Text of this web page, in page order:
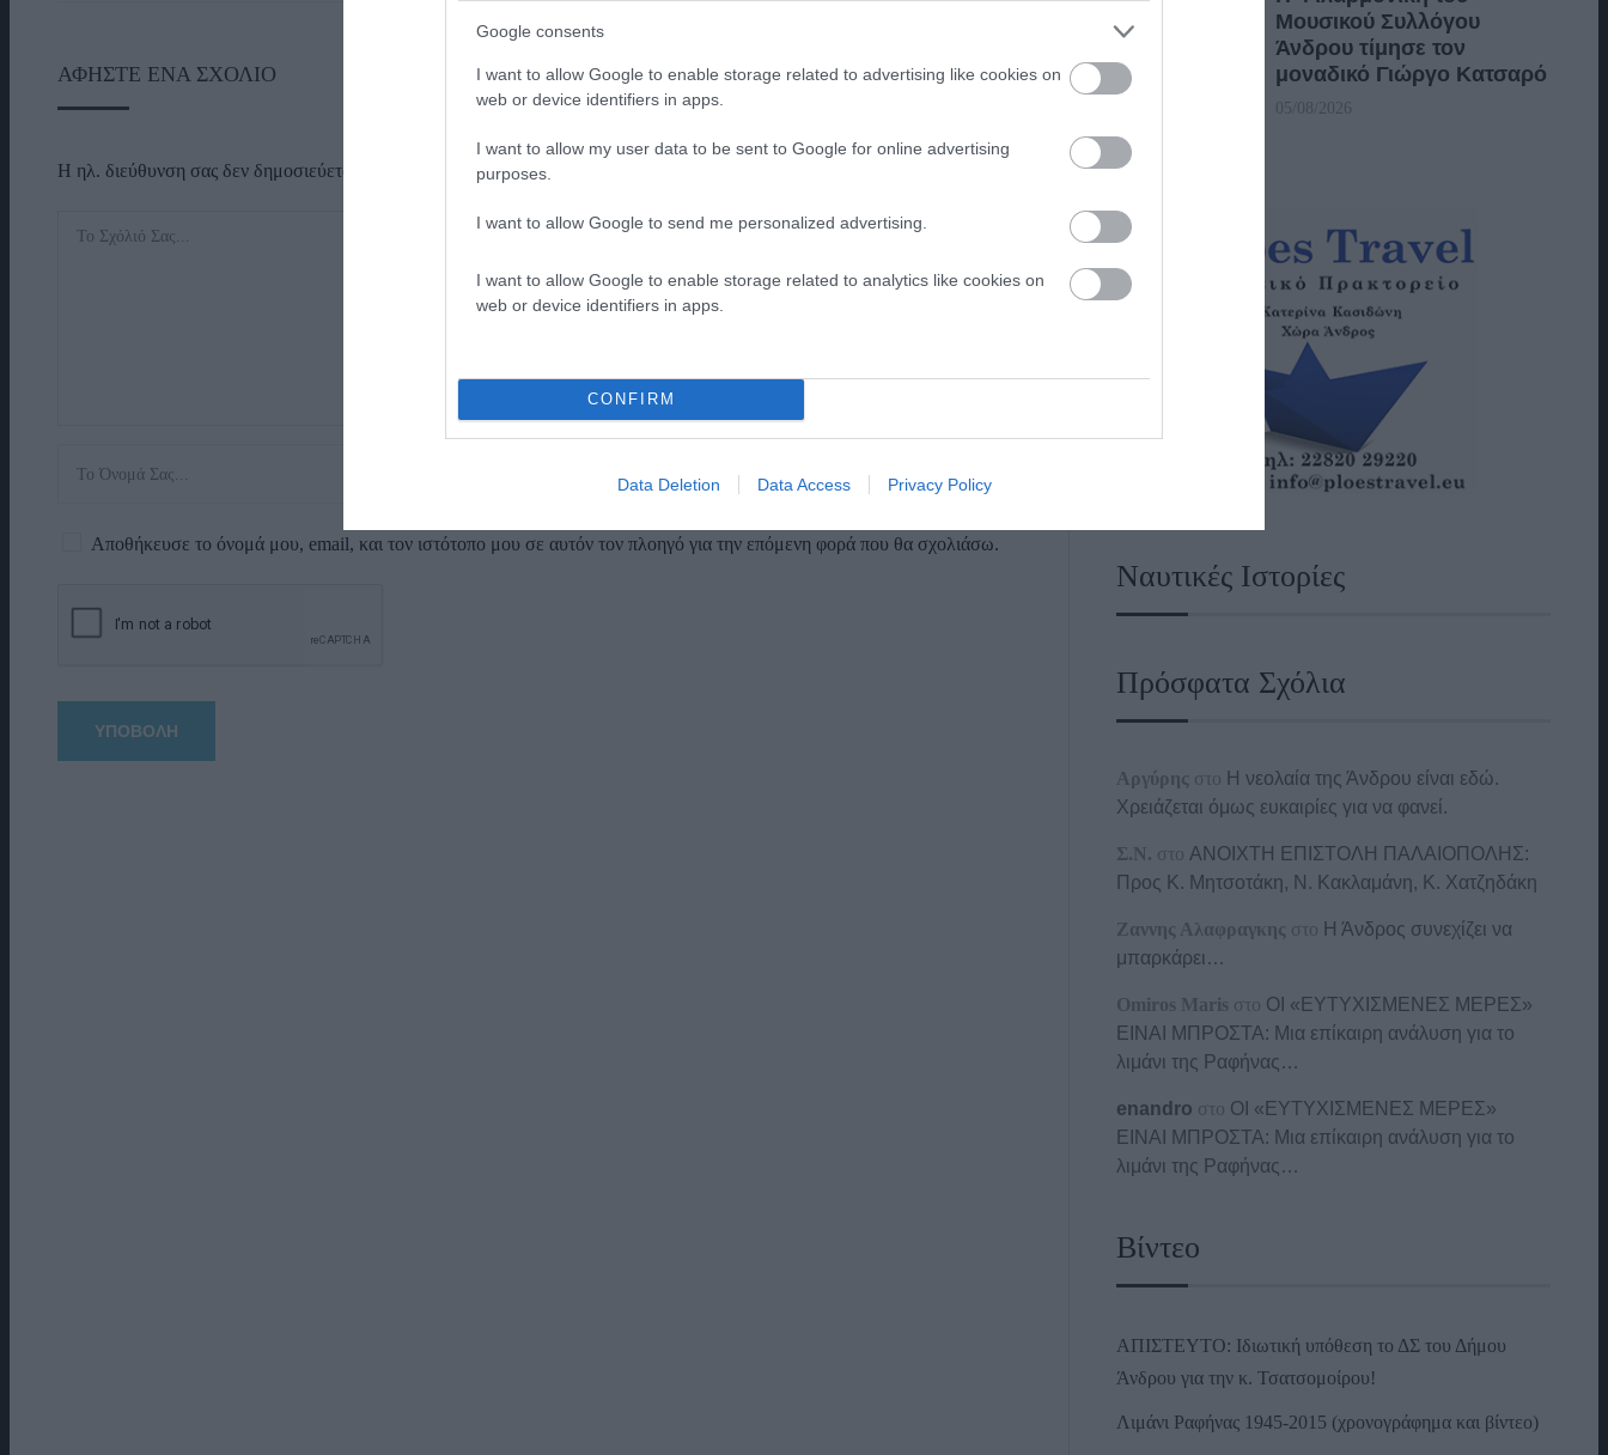
Google consents
I want to allow Google to enable storage related to advertising like cookies on
web or device identifiers in apps.
I want to allow my user data to be sent to Google for online advertising
purposes.
I want to allow Google to send me personalized advertising.
I want to allow Google to enable storage related to analytics like cookies on
web or device identifiers in apps.
CONFIRM
Data Deletion Data Access Privacy Policy
ΑΦΉΣΤΕ ΈΝΑ ΣΧΌΛΙΟ
Η ηλ. διεύθυνση σας δεν δημοσιεύεται. Τα υποχρεωτικά πεδία σημειώνονται με
Αποθήκευσε το όνομά μου, email, και τον ιστότοπο μου σε αυτόν τον πλοηγό για την επόμενη φορά που θα σχολιάσω.
Μουσικού Συλλόγου
Άνδρου τίμησε τον
μοναδικό Γιώργο Κατσαρό
05/08/2026
Ναυτικές Ιστορίες
Πρόσφατα Σχόλια
Αργύρης στο Η νεολαία της Άνδρου είναι εδώ.
Χρειάζεται όμως ευκαιρίες για να φανεί.
Σ.Ν. στο ΑΝΟΙΧΤΗ ΕΠΙΣΤΟΛΗ ΠΑΛΑΙΟΠΟΛΗΣ:
Προς K. Μητσοτάκη, N. Κακλαμάνη, K. Χατζηδάκη
Ζαννης Αλαφραγκης στο Η Άνδρος συνεχίζει να
μπαρκάρει…
Omiros Maris στο ΟΙ «ΕΥΤΥΧΙΣΜΕΝΕΣ ΜΕΡΕΣ»
ΕΙΝΑΙ ΜΠΡΟΣΤΑ: Μια επίκαιρη ανάλυση για το
λιμάνι της Ραφήνας…
enandro στο ΟΙ «ΕΥΤΥΧΙΣΜΕΝΕΣ ΜΕΡΕΣ»
ΕΙΝΑΙ ΜΠΡΟΣΤΑ: Μια επίκαιρη ανάλυση για το
λιμάνι της Ραφήνας…
Βίντεο
ΑΠΙΣΤΕΥΤΟ: Ιδιωτική υπόθεση το ΔΣ του Δήμου
Άνδρου για την κ. Τσατσομοίρου!
Λιμάνι Ραφήνας 1945-2015 (χρονογράφημα και βίντεο)